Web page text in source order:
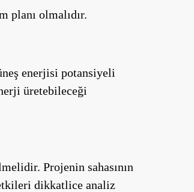
planı olmalıdır.
enerjisi potansiyeli
üretebileceği
Projenin sahasının
dikkatlice analiz